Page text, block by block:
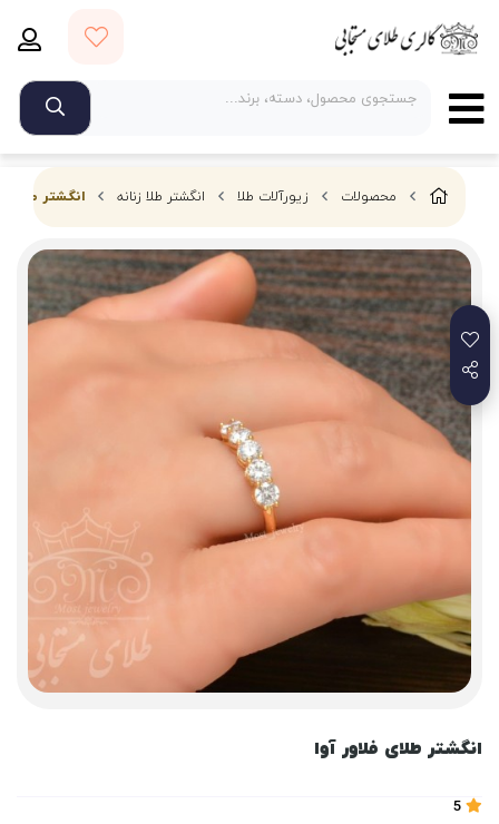
محصولات زیورآلات طلا انگشتر طلا زنانه انگشتر طلای
انگشتر طلای فلاور آوا